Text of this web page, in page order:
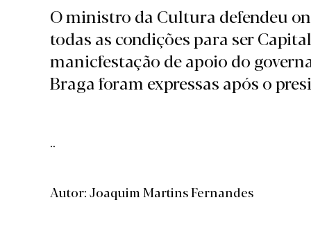
O ministro da Cultura defendeu
todas as condições para ser
manicfestação de apoio do
Braga foram expressas após o
..
Autor: Joaquim Martins Fernandes